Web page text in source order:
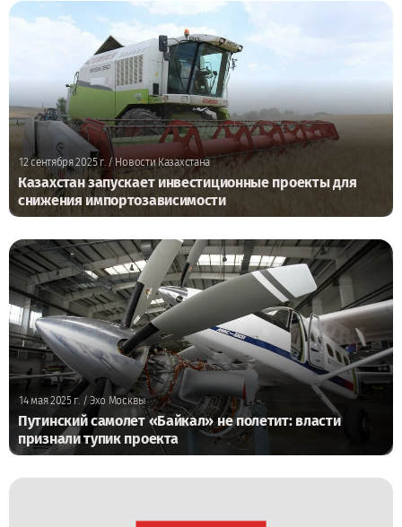
12 сентября 2025 г./ Новости Казахстана
Казахстан запускает инвестиционные проекты для
снижения импортозависимости
14 мая 2025 г./ Эхо Москвы
Путинский самолет «Байкал» не полетит: власти
признали тупик проекта